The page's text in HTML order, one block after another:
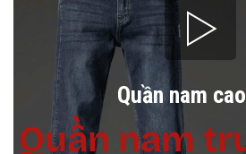
Quần nam
Quần nam